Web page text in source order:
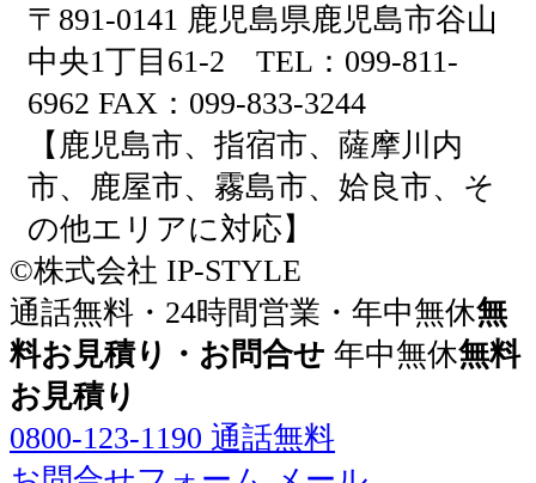
〒891-0141 鹿児島県鹿児島市谷山
中央1丁目61-2 TEL：099-811-
6962 FAX：099-833-3244
【鹿児島市、指宿市、薩摩川内
市、鹿屋市、霧島市、姶良市、そ
の他エリアに対応】
©株式会社 IP-STYLE
通話無料・24時間営業・年中無休無
料お見積り・お問合せ 年中無休無料
お見積り
0800-123-1190 通話無料